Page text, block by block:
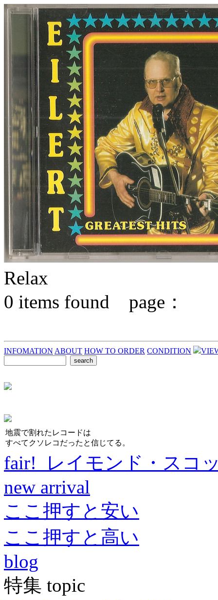
Relax
0 items found page：
INFOMATION ABOUT HOW TO ORDER CONDITION
地震で割れたレコードは
すべてクソレコだったと信じてる。
fair! レイモンド・スコ
new arrival
ここ押すと安い
ここ押すと高い
blog
特集 topic